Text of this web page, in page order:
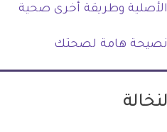
الأصلية وطريقة أخرى صحية
هامة لصحتك